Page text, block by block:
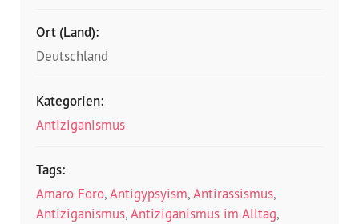
Ort (Land):
Deutschland
Kategorien:
Antiziganismus
Tags:
Amaro Foro,Antigypsyism,Antirassismus,
Antiziganismus,Antiziganismus im Alltag,